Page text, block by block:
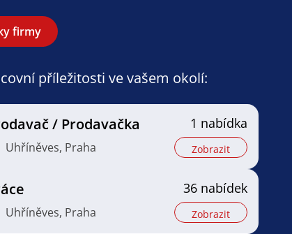
firmy
příležitosti ve vašem okolí:
/ Prodavačka
Uhříněves, Praha
1 nabídka
Zobrazit
Uhříněves, Praha
36 nabídek
Zobrazit